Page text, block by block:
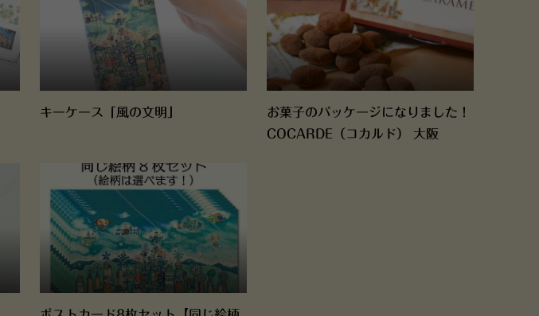
キーケース「風の文明」
お菓子のパッケージになりました！
COCARDE（コカルド） 大阪